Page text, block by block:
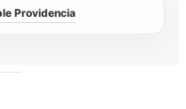
Providencia